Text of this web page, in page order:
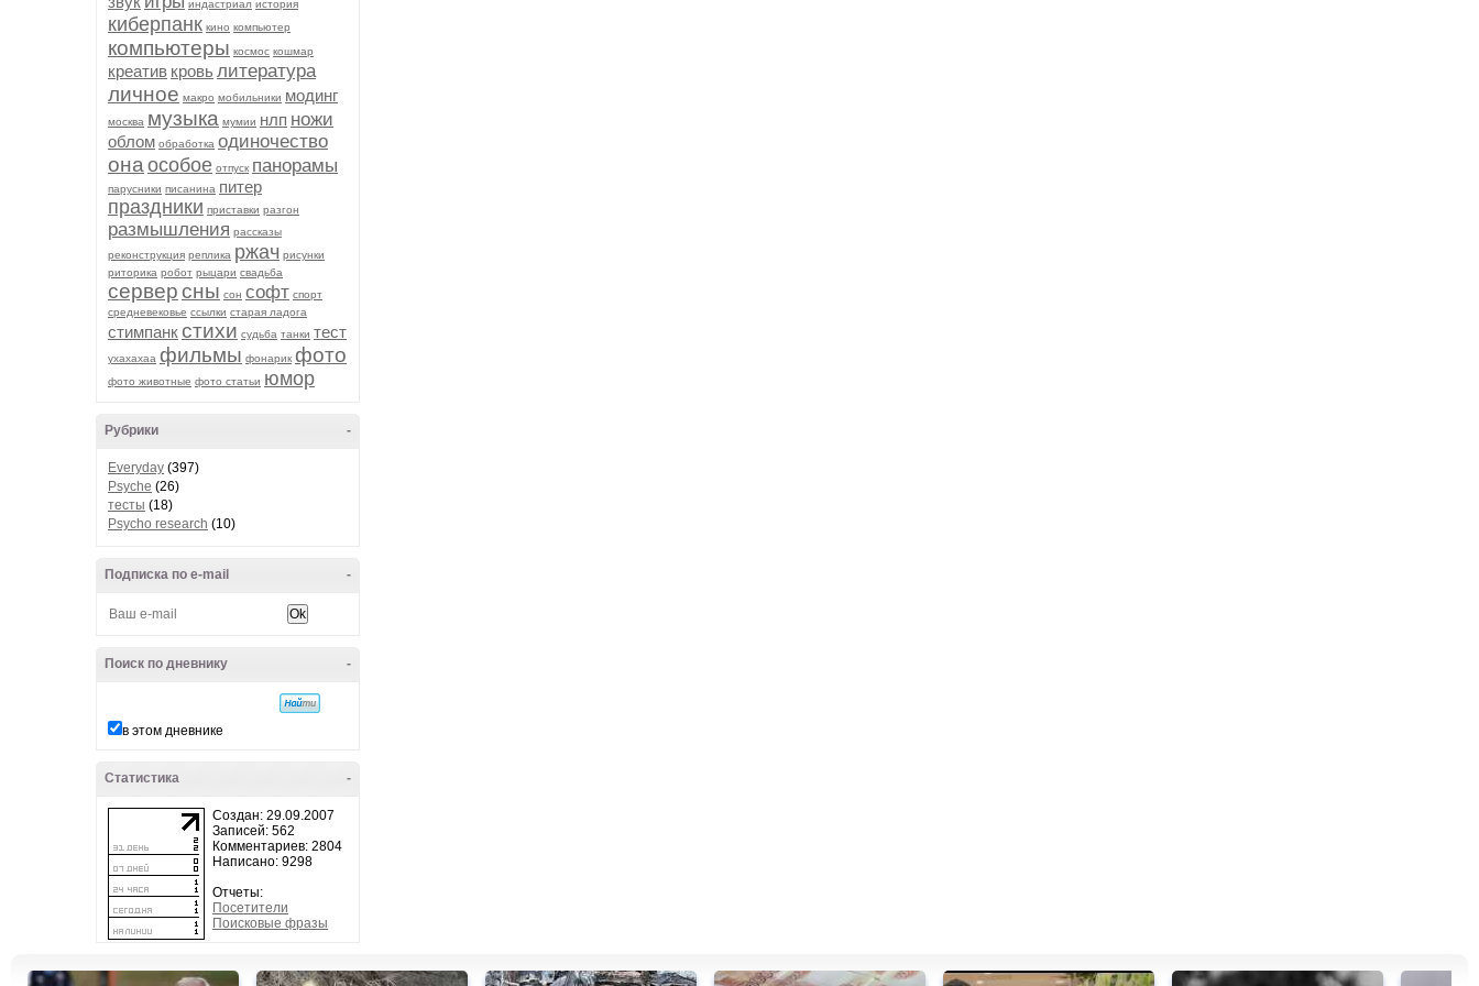
индастриал история
киберпанк кино компьютер
компьютеры космос кошмар
креатив кровьлитература
личное макро мобильники модинг
москва музыка мумии нлп ножи
облом обработка одиночество
она особое отпуск панорамы
парусники писанина питер
праздники приставки разгон
размышления рассказы
реконструкция реплика ржач рисунки
риторика робот рыцари свадьба
серверсны сон софт спорт
средневековье ссылки старая ладога
стимпанкстихи судьба танки тест
ухахахаа фильмы фонарик фото
фото животные фото статьи юмор
-
Рубрики
Everyday (397)
Psyche (26)
тесты (18)
Psycho research (10)
-
Подписка по e-mail
-
Поиск по дневнику
в этом дневнике
-
Статистика
Создан: 29.09.2007
Записей: 562
Комментариев: 2804
Написано: 9298
Отчеты:
Посетители
Поисковые фразы